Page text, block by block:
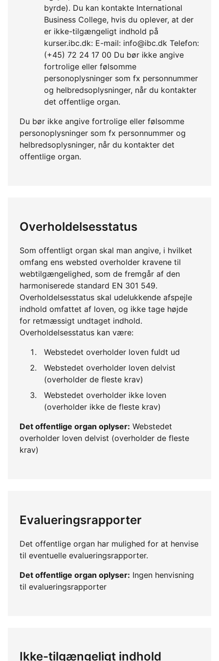
byrde). Du kan kontakte International
Business College, hvis du oplever, at der
er ikke-tilgængeligt indhold på
kurser.ibc.dk: E-mail: info@ibc.dk Telefon:
(+45) 72 24 17 00 Du bør ikke angive
fortrolige eller følsomme
personoplysninger som fx personnummer
og helbredsoplysninger, når du kontakter
det offentlige organ.
Du bør ikke angive fortrolige eller følsomme
personoplysninger som fx personnummer og
helbredsoplysninger, når du kontakter det
offentlige organ.
Overholdelsesstatus
Som offentligt organ skal man angive, i hvilket
omfang ens websted overholder kravene til
webtilgængelighed, som de fremgår af den
harmoniserede standard EN 301 549.
Overholdelsesstatus skal udelukkende afspejle
indhold omfattet af loven, og ikke tage højde
for retmæssigt undtaget indhold.
Overholdelsesstatus kan være:
Webstedet overholder loven fuldt ud
Webstedet overholder loven delvist
(overholder de fleste krav)
Webstedet overholder ikke loven
(overholder ikke de fleste krav)
Det offentlige organ oplyser: Webstedet
overholder loven delvist (overholder de fleste
krav)
Evalueringsrapporter
Det offentlige organ har mulighed for at henvise
til eventuelle evalueringsrapporter.
Det offentlige organ oplyser: Ingen henvisning
til evalueringsrapporter
Ikke-tilgængeligt indhold